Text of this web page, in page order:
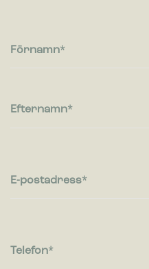
relevanta och engagerande
Förnamn
Efternamn
E-postadress
Telefon